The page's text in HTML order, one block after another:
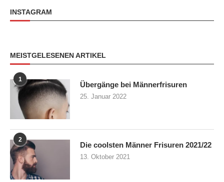
INSTAGRAM
MEISTGELESENEN ARTIKEL
1
Übergänge bei Männerfrisuren
25. Januar 2022
2
Die coolsten Männer Frisuren 2021/22
13. Oktober 2021